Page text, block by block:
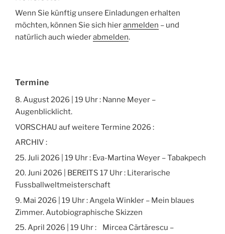
Wenn Sie künftig unsere Einladungen erhalten
möchten, können Sie sich hieranmelden – und
natürlich auch wiederabmelden.
Termine
8. August 2026 | 19 Uhr : Nanne Meyer –
Augenblicklicht.
VORSCHAU auf weitere Termine 2026 :
ARCHIV :
25. Juli 2026 | 19 Uhr : Eva-Martina Weyer – Tabakpech
20. Juni 2026 | BEREITS 17 Uhr : Literarische
Fussballweltmeisterschaft
9. Mai 2026 | 19 Uhr : Angela Winkler – Mein blaues
Zimmer. Autobiographische Skizzen
25. April 2026 | 19 Uhr : Mircea Cărtărescu –